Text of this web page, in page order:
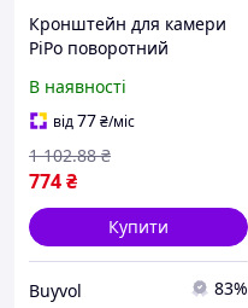
Кронштейн для камери
PiPo поворотний
кріплення для
відеоспостереження
монтажний кронштейн
BUV
В наявності
від77₴/міс
774₴
1 102.88 ₴
Купити
Buyvol 83%